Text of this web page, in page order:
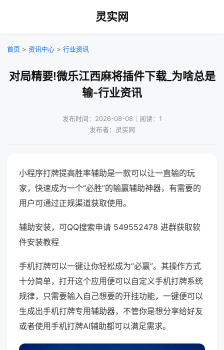
灵实网
首页 > 资讯中心 > 行业资讯
对局精要!微乐江西麻将插件下载_为啥总是
输-行业资讯
发布时间：2026-08-08｜阅读：1
发布者：灵实网
小程序打牌提高胜率辅助是一款可以让一直输的玩
家，快速成为一个“必胜”的输赢辅助神器，有需要的
用户可通过正规渠道获取使用。
辅助安装，可QQ搜索申请 549552478 进群获取软
件安装教程
手机打牌可以一键让你轻松成为“必赢”。其操作方式
十分简单，打开这个应用便可以自定义手机打牌系统
规律，只需要输入自己想要的开挂功能，一键便可以
生成出手机打牌专用辅助器，不管你是想分享给好友
或者使用手机打牌AI辅助都可以满足需求。